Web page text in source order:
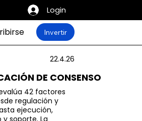
Login
Invertir
22.4.26
DE CONSENSO
42 factores
regulación y
ejecución,
soporte. La